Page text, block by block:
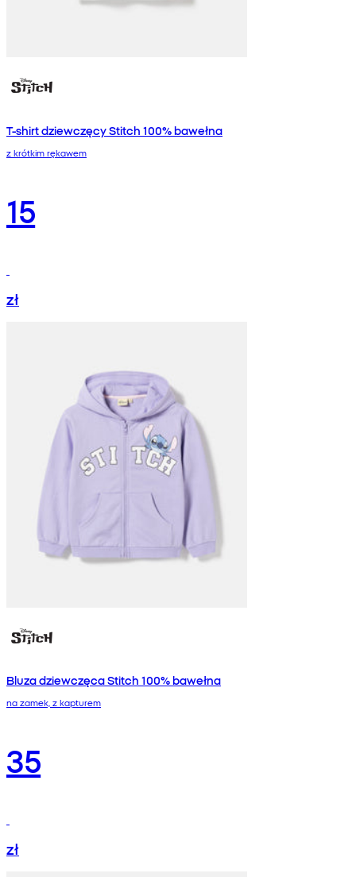
T-shirt dziewczęcy Stitch 100% bawełna
z krótkim rękawem
15
zł
Bluza dziewczęca Stitch 100% bawełna
na zamek, z kapturem
35
zł